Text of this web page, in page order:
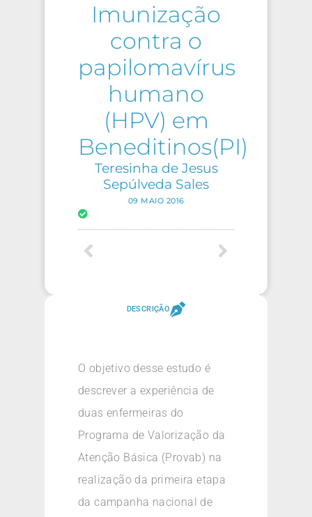
Imunização
contra o
papilomavírus
humano
(HPV) em
Beneditinos(PI)
Teresinha de Jesus
Sepúlveda Sales
09 MAIO 2016
DESCRIÇÃO
O objetivo desse estudo é
descrever a experiência de
duas enfermeiras do
Programa de Valorização da
Atenção Básica (Provab) na
realização da primeira etapa
da campanha nacional de